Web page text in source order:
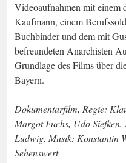
Videoaufnahmen mit einem
Kaufmann, einem
Buchbinder und dem mit
befreundeten Anarchisten
Grundlage des Films über
Bayern.
Dokumentarfilm, Regie:
Margot Fuchs, Udo
Ludwig, Musik: Konstantin
Sehenswert